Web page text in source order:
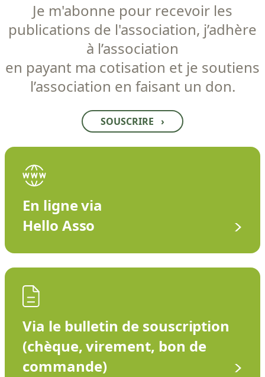
Je m'abonne pour recevoir les
publications de l'association, j’adhère
à l’association
en payant ma cotisation et je soutiens
l’association en faisant un don.
SOUSCRIRE ›
En ligne via
Hello Asso
Via le bulletin de souscription
(chèque, virement, bon de
commande)